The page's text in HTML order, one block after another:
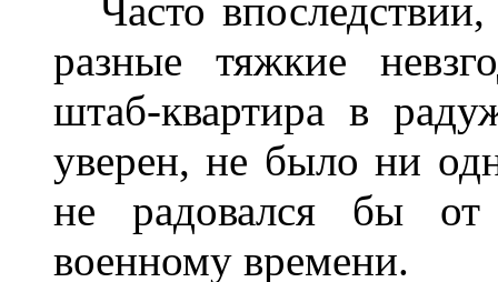
Часто впоследствии,
разные тяжкие
штаб-квартира в
уверен, не было ни
не радовался бы от
военному времени.